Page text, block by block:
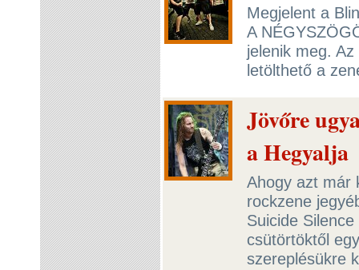
Megjelent a
A
jelenik meg.
letölthető a
Jövőre
a Hegyalja
Ahogy azt már
rockzene
Suicide
csütörtöktől
szereplésükre